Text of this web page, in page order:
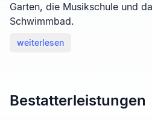
Garten, die Musikschule und
Schwimmbad.
weiterlesen
Bestatterleistungen